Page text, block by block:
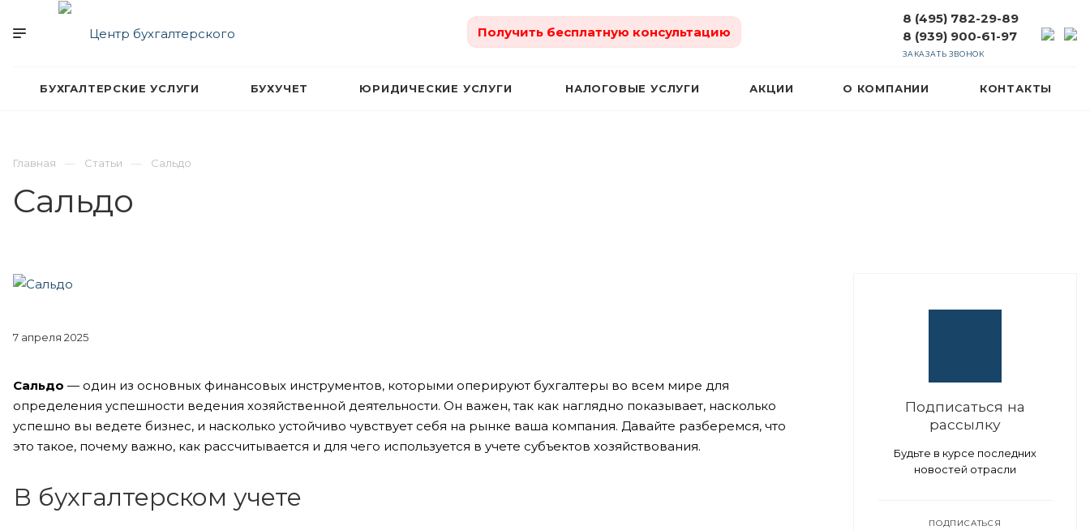
Получить бесплатную консультацию
8 (495) 782-29-89
8 (939) 900-61-97
ЗАКАЗАТЬ ЗВОНОК
БУХГАЛТЕРСКИЕ УСЛУГИ БУХУЧЕТ ЮРИДИЧЕСКИЕ УСЛУГИ НАЛОГОВЫЕ УСЛУГИ АКЦИИ О КОМПАНИИ КОНТАКТЫ
Главная Статьи Сальдо
Сальдо
7 апреля 2025
Сальдо — один из основных финансовых инструментов, которыми оперируют бухгалтеры во всем мире для
определения успешности ведения хозяйственной деятельности. Он важен, так как наглядно показывает, насколько
успешно вы ведете бизнес, и насколько устойчиво чувствует себя на рынке ваша компания. Давайте разберемся, что
это такое, почему важно, как рассчитывается и для чего используется в учете субъектов хозяйствования.
В бухгалтерском учете
Подписаться на
рассылку
Будьте в курсе последних
новостей отрасли
ПОДПИСАТЬСЯ